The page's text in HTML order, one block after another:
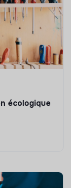
écologique